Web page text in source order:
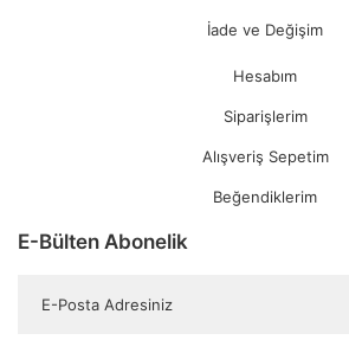
İade ve Değişim
Hesabım
Siparişlerim
Alışveriş Sepetim
Beğendiklerim
E-Bülten Abonelik